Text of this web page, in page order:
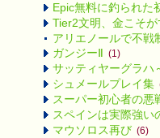
Epic無料に釣られた
Tier2文明、金こそ
アリエノールで不戦
ガンジーⅡ (1)
サッティヤーグラハ
シュメールプレイ集
スーパー初心者の悪
スペインは実際強い
マウソロス再び (6)